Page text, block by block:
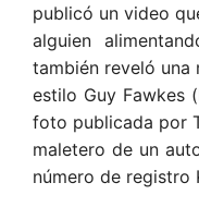
publicó un video
alguien
también reveló una
estilo Guy Fawkes
foto publicada por
maletero de un
número de registro